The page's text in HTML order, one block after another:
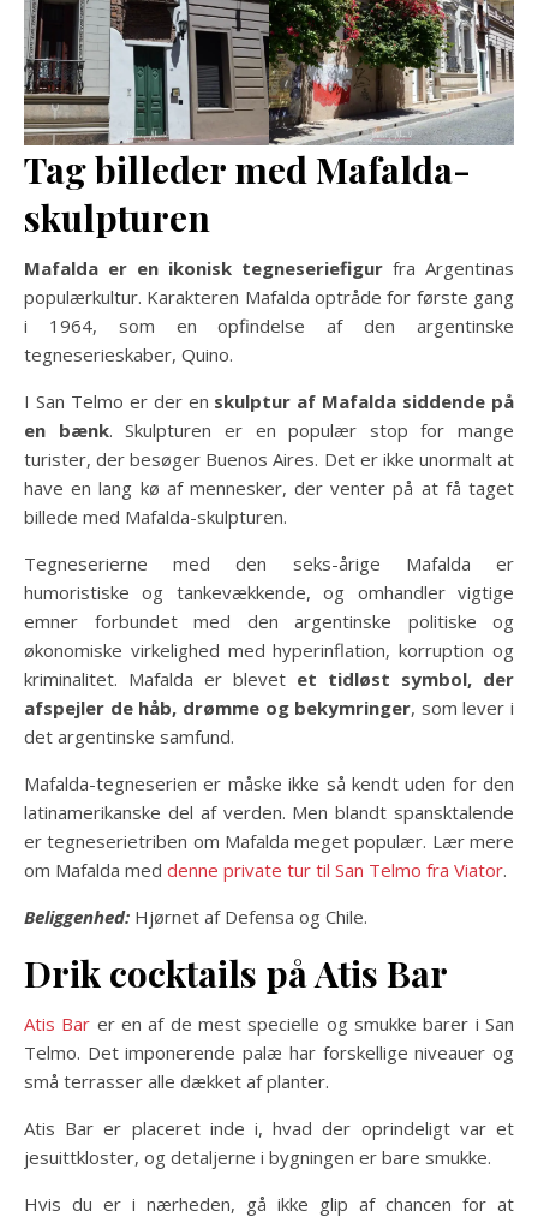
Tag billeder med Mafalda-
skulpturen
Mafalda er en ikonisk tegneseriefigur fra Argentinas
populærkultur. Karakteren Mafalda optråde for første gang
i 1964, som en opfindelse af den argentinske
tegneserieskaber, Quino.
I San Telmo er der en skulptur af Mafalda siddende på
en bænk. Skulpturen er en populær stop for mange
turister, der besøger Buenos Aires. Det er ikke unormalt at
have en lang kø af mennesker, der venter på at få taget
billede med Mafalda-skulpturen.
Tegneserierne med den seks-årige Mafalda er
humoristiske og tankevækkende, og omhandler vigtige
emner forbundet med den argentinske politiske og
økonomiske virkelighed med hyperinflation, korruption og
kriminalitet. Mafalda er blevet et tidløst symbol, der
afspejler de håb, drømme og bekymringer, som lever i
det argentinske samfund.
Mafalda-tegneserien er måske ikke så kendt uden for den
latinamerikanske del af verden. Men blandt spansktalende
er tegneserietriben om Mafalda meget populær. Lær mere
om Mafalda med denne private tur til San Telmo fra Viator.
Beliggenhed: Hjørnet af Defensa og Chile.
Drik cocktails på Atis Bar
Atis Bar er en af ​​de mest specielle og smukke barer i San
Telmo. Det imponerende palæ har forskellige niveauer og
små terrasser alle dækket af planter.
Atis Bar er placeret inde i, hvad der oprindeligt var et
jesuittkloster, og detaljerne i bygningen er bare smukke.
Hvis du er i nærheden, gå ikke glip af chancen for at